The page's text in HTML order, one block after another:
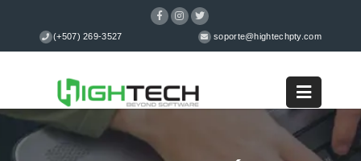
(+507) 269-3527 soporte@hightechpty.com